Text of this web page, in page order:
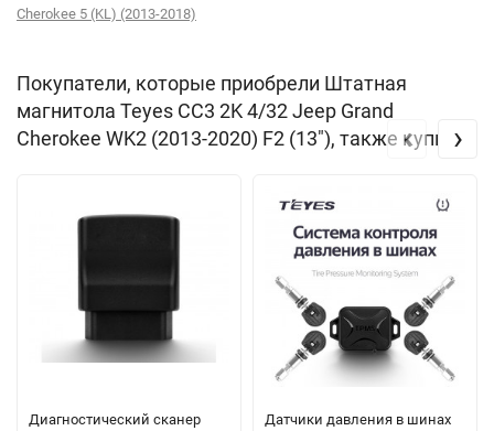
Cherokee 5 (KL) (2013-2018)
Покупатели, которые приобрели Штатная
магнитола Teyes CC3 2K 4/32 Jeep Grand
Cherokee WK2 (2013-2020) F2 (13"), также купили
Диагностический сканер
Датчики давления в шинах
‹ ›